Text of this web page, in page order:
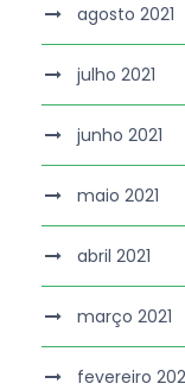
agosto 2021
julho 2021
junho 2021
maio 2021
abril 2021
março 2021
fevereiro